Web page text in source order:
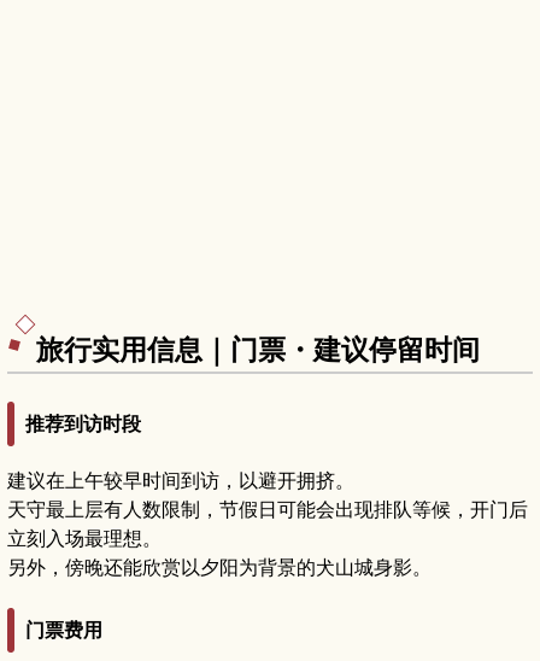
旅行实用信息｜门票・建议停留时间
推荐到访时段
建议在上午较早时间到访，以避开拥挤。
天守最上层有人数限制，节假日可能会出现排队等候，开门后
立刻入场最理想。
另外，傍晚还能欣赏以夕阳为背景的犬山城身影。
门票费用